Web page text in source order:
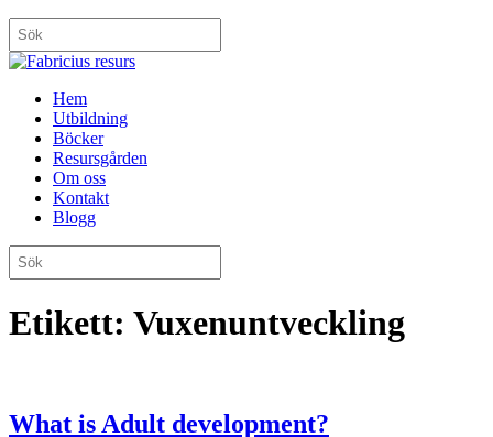
Hem
Utbildning
Böcker
Resursgården
Om oss
Kontakt
Blogg
Etikett: Vuxenuntveckling
What is Adult development?